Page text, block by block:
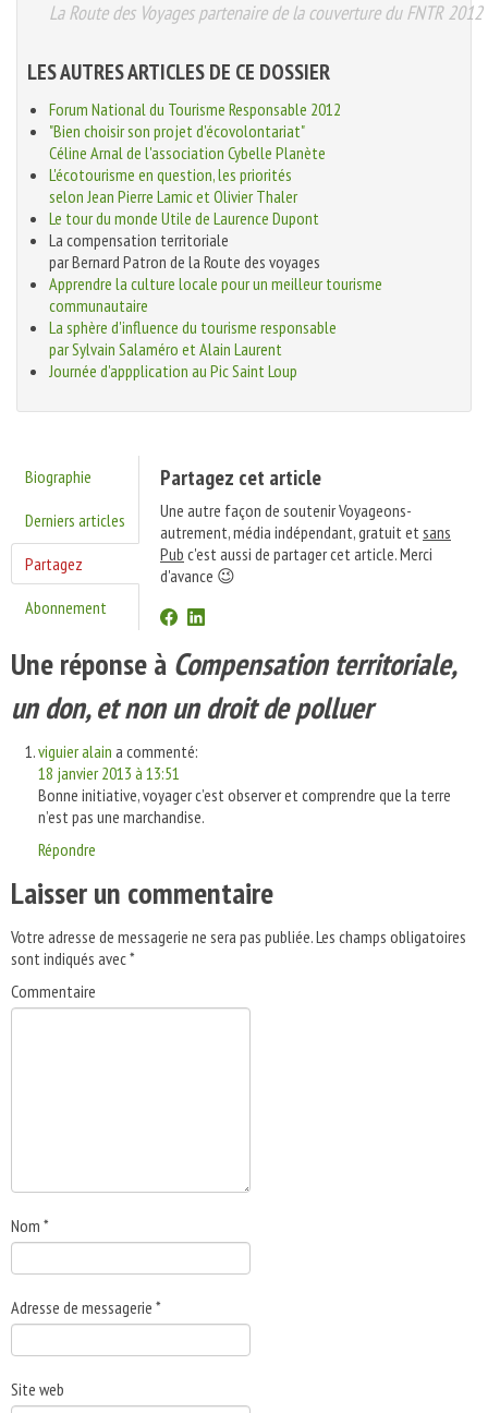
La Route des Voyages partenaire de la couverture du FNTR 2012
LES AUTRES ARTICLES DE CE DOSSIER
Forum National du Tourisme Responsable 2012
"Bien choisir son projet d'écovolontariat"
Céline Arnal de l'association Cybelle Planète
L'écotourisme en question, les priorités
selon Jean Pierre Lamic et Olivier Thaler
Le tour du monde Utile de Laurence Dupont
La compensation territoriale
par Bernard Patron de la Route des voyages
Apprendre la culture locale pour un meilleur tourisme
communautaire
La sphère d'influence du tourisme responsable
par Sylvain Salaméro et Alain Laurent
Journée d'appplication au Pic Saint Loup
Biographie
Derniers articles
Partagez
Abonnement
Partagez cet article
Une autre façon de soutenir Voyageons-
autrement, média indépendant, gratuit etsans
Pub c'est aussi de partager cet article. Merci
d'avance 😉
Une réponse à Compensation territoriale,
un don, et non un droit de polluer
viguier alain a commenté:
18 janvier 2013 à 13:51
Bonne initiative, voyager c’est observer et comprendre que la terre
n’est pas une marchandise.
Répondre
Laisser un commentaire
Votre adresse de messagerie ne sera pas publiée.Les champs obligatoires
sont indiqués avec*
Commentaire
Nom *
Adresse de messagerie *
Site web